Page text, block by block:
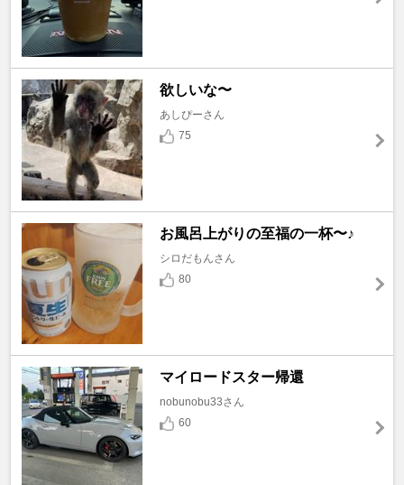
欲しいな〜
あしぴーさん
75
お風呂上がりの至福の一杯〜♪
シロだもんさん
80
マイロードスター帰還
nobunobu33さん
60